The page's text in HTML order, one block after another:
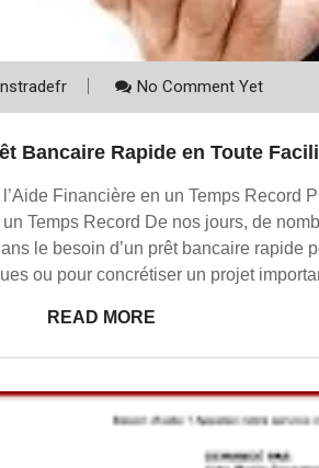
No Comment Yet
Bancaire Rapide en Toute
Financière en un Temps Record
Temps Record De nos jours, de
le besoin d’un prêt bancaire rapide
ou pour concrétiser un projet
READ MORE